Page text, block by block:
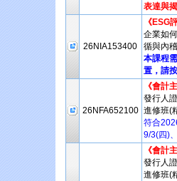
表達與
26NIA153400
《ESG
企業如
循與內
本課程
置，請
26NFA652100
《會計
發行人
進修班(
符合
9/3(四)
《會計
發行人
進修班(